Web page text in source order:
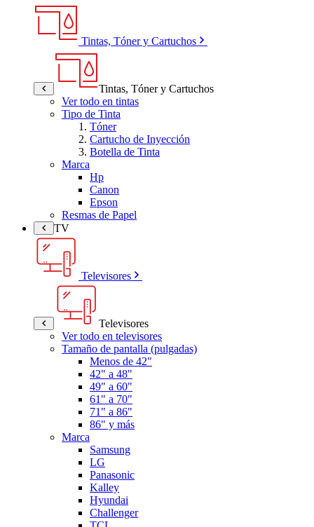
Tintas, Tóner y Cartuchos
Tintas, Tóner y Cartuchos
Ver todo en tintas
Tipo de Tinta
Tóner
Cartucho de Inyección
Botella de Tinta
Marca
Hp
Canon
Epson
Resmas de Papel
TV
Televisores
Televisores
Ver todo en televisores
Tamaño de pantalla (pulgadas)
Menos de 42"
42" a 48"
49" a 60"
61" a 70"
71" a 86"
86" y más
Marca
Samsung
LG
Panasonic
Kalley
Hyundai
Challenger